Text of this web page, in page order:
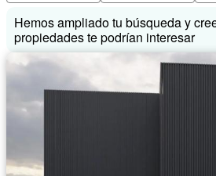
Hemos ampliado tu búsqueda y
propiedades te podrían interesar